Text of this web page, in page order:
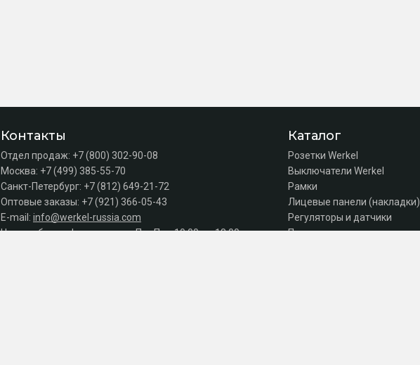
Контакты
Отдел продаж: +7 (800) 302-90-08
Москва: +7 (499) 385-55-70
Санкт-Петербург: +7 (812) 649-21-72
Оптовые заказы: +7 (921) 366-05-43
E-mail: info@werkel-russia.com
Часы работы офиса продаж: Пн–Пт с 10:00 до 18:00
Каталог
Розетки Werkel
Выключатели Werkel
Рамки
Лицевые панели (накладки)
Регуляторы и датчики
Подсветка лестниц